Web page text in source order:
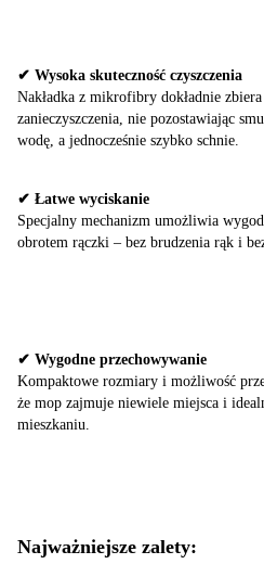
✔ Wysoka skuteczność czyszczenia
Nakładka z mikrofibry dokładnie
zanieczyszczenia, nie pozostawiając
wodę, a jednocześnie szybko schnie.
✔ Łatwe wyciskanie
Specjalny mechanizm umożliwia
obrotem rączki – bez brudzenia rąk i
✔ Wygodne przechowywanie
Kompaktowe rozmiary i możliwość
że mop zajmuje niewiele miejsca i
mieszkaniu.
Najważniejsze zalety: